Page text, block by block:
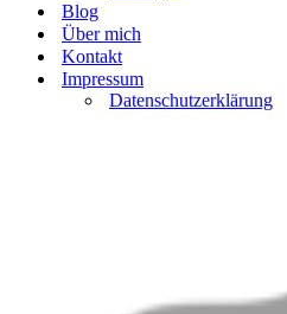
Blog
Über mich
Kontakt
Impressum
Datenschutzerklärung